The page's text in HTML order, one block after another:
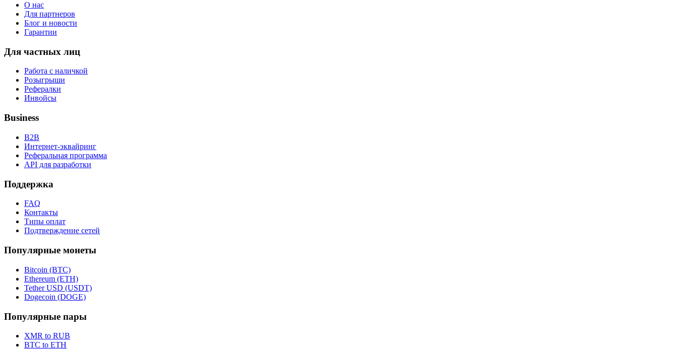
О нас
Для партнеров
Блог и новости
Гарантии
Для частных лиц
Работа с наличкой
Розыгрыши
Рефералки
Инвойсы
Business
B2B
Интернет-эквайринг
Реферальная программа
API для разработки
Поддержка
FAQ
Контакты
Типы оплат
Подтверждение сетей
Популярные монеты
Bitcoin (BTC)
Ethereum (ETH)
Tether USD (USDT)
Dogecoin (DOGE)
Популярные пары
XMR to RUB
BTC to ETH